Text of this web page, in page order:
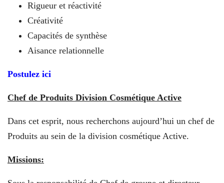
Rigueur et réactivité
Créativité
Capacités de synthèse
Aisance relationnelle
Postulez ici
Chef de Produits Division Cosmétique Active
Dans cet esprit, nous recherchons aujourd’hui un chef de
Produits au sein de la division cosmétique Active.
Missions: